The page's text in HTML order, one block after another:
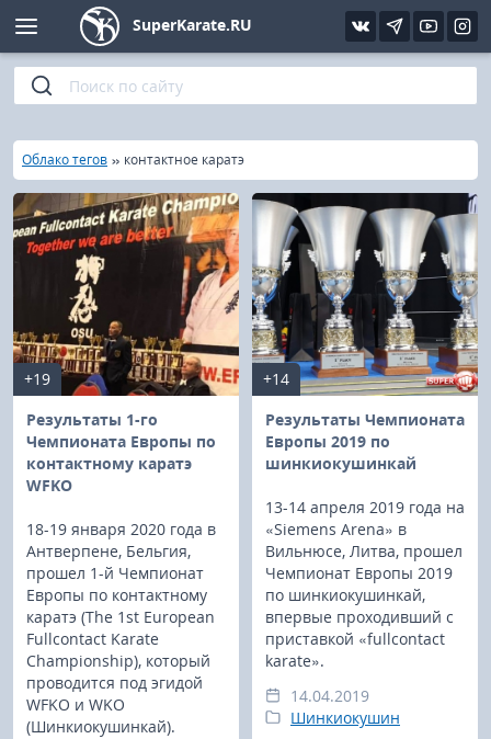
SuperKarate.RU
Главная
»
Облако тегов » контактное каратэ
+19
Результаты 1-го
Чемпионата Европы по
контактному каратэ
WFKO
18-19 января 2020 года в
Антверпене, Бельгия,
прошел 1-й Чемпионат
Европы по контактному
каратэ (The 1st European
Fullcontact Karate
Championship), который
проводится под эгидой
WFKO и WKO
(Шинкиокушинкай).
+14
Результаты Чемпионата
Европы 2019 по
шинкиокушинкай
13-14 апреля 2019 года на
«Siemens Arena» в
Вильнюсе, Литва, прошел
Чемпионат Европы 2019
по шинкиокушинкай,
впервые проходивший с
приставкой «fullcontact
karate».
14.04.2019
Шинкиокушин
Киокушинкай
Кёкусин (IFK)
Шинкиокушинкай
Кекусин-кан
Кикбоксинг и K-1
Бокс
UFC и MMA
Муай тай
Фото
Видео
Интервью
Статьи
Уроки каратэ
Файлы
Библиотека